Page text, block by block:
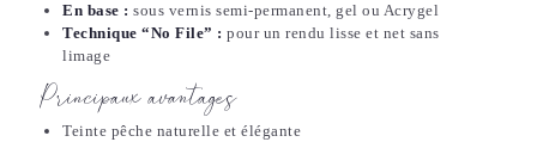
En base : sous vernis semi-permanent, gel ou Acrygel
Technique “No File” : pour un rendu lisse et net sans
limage
Principaux avantages
Teinte pêche naturelle et élégante